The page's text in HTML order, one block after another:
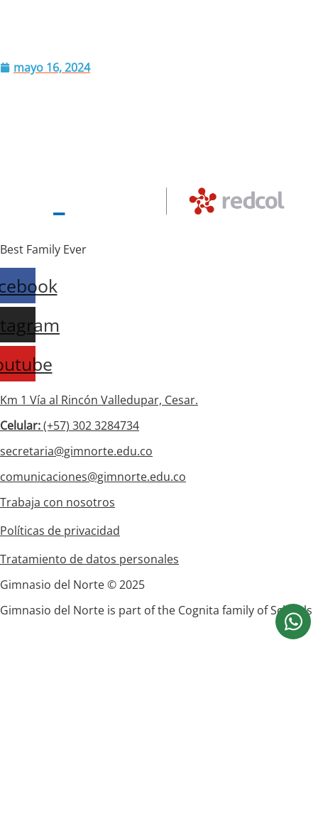
mayo 16, 2024
Best Family Ever
Km 1 Vía al Rincón Valledupar, Cesar.
Celular:(+57) 302 3284734
secretaria@gimnorte.edu.co
comunicaciones@gimnorte.edu.co
Trabaja con nosotros
Políticas de privacidad
Tratamiento de datos personales
Gimnasio del Norte © 2025
Gimnasio del Norte is part of the Cognita family of Schools